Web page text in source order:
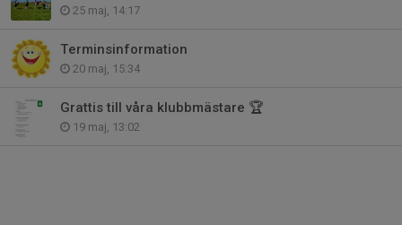
25 maj, 14:17
Terminsinformation
20 maj, 15:34
Grattis till våra klubbmästare 🏆
19 maj, 13:02